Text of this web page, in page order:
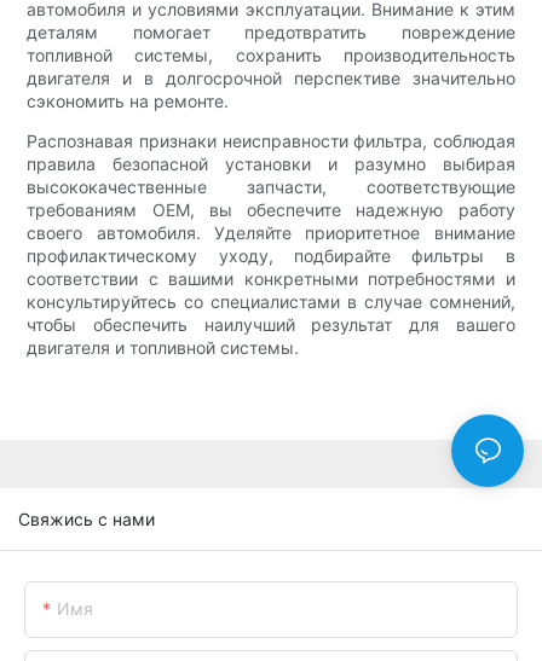
автомобиля и условиями эксплуатации. Внимание к этим
деталям помогает предотвратить повреждение
топливной системы, сохранить производительность
двигателя и в долгосрочной перспективе значительно
сэкономить на ремонте.
Распознавая признаки неисправности фильтра, соблюдая
правила безопасной установки и разумно выбирая
высококачественные запчасти, соответствующие
требованиям OEM, вы обеспечите надежную работу
своего автомобиля. Уделяйте приоритетное внимание
профилактическому уходу, подбирайте фильтры в
соответствии с вашими конкретными потребностями и
консультируйтесь со специалистами в случае сомнений,
чтобы обеспечить наилучший результат для вашего
двигателя и топливной системы.
Свяжись с нами
Имя